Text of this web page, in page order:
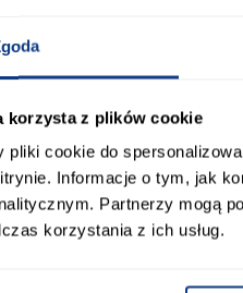
korzysta z plików cookie
pliki cookie do
Informacje o tym, jak
Partnerzy mogą
korzystania z ich usług.
Inni